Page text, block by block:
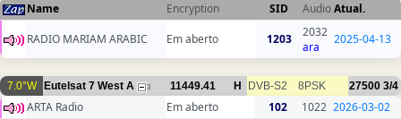
Name Encryption SID AudioAtual.
RADIO MARIAM ARABIC
Em aberto 1203
2032
ara
2025-04-13
7.0°W Eutelsat 7 West A 3 11449.41 H DVB-S2 8PSK 27500 3/4
ARTA Radio Em aberto 102 1022 2026-03-02